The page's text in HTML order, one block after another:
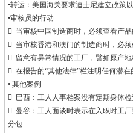
•转运：美国海关要求迪士尼建立政策
•审核员的行动
 当审核中国制造商时，必须查看产
 当审核香港和澳门的制造商时，必
 留意有异常情况的工厂，譬如原产
 在报告的“其他法律”栏注明任何潜
• 其他案例
 巴西：工人人事档案没有定期身体
 曼谷：工人面谈时表示在入职时工
分包